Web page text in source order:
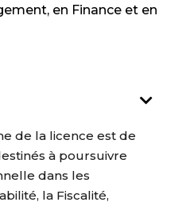
en Finance et en
de la licence est de
à poursuivre
dans les
la Fiscalité,